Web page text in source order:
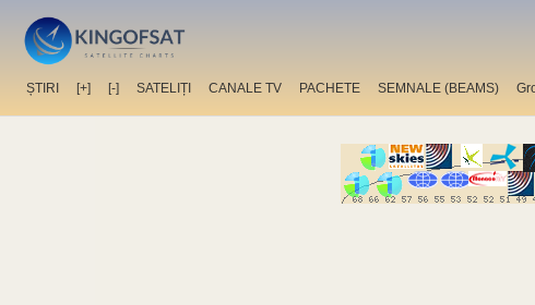
ȘTIRI [+] [-] SATELIȚI CANALE TV PACHETE SEMNALE (BEAMS)